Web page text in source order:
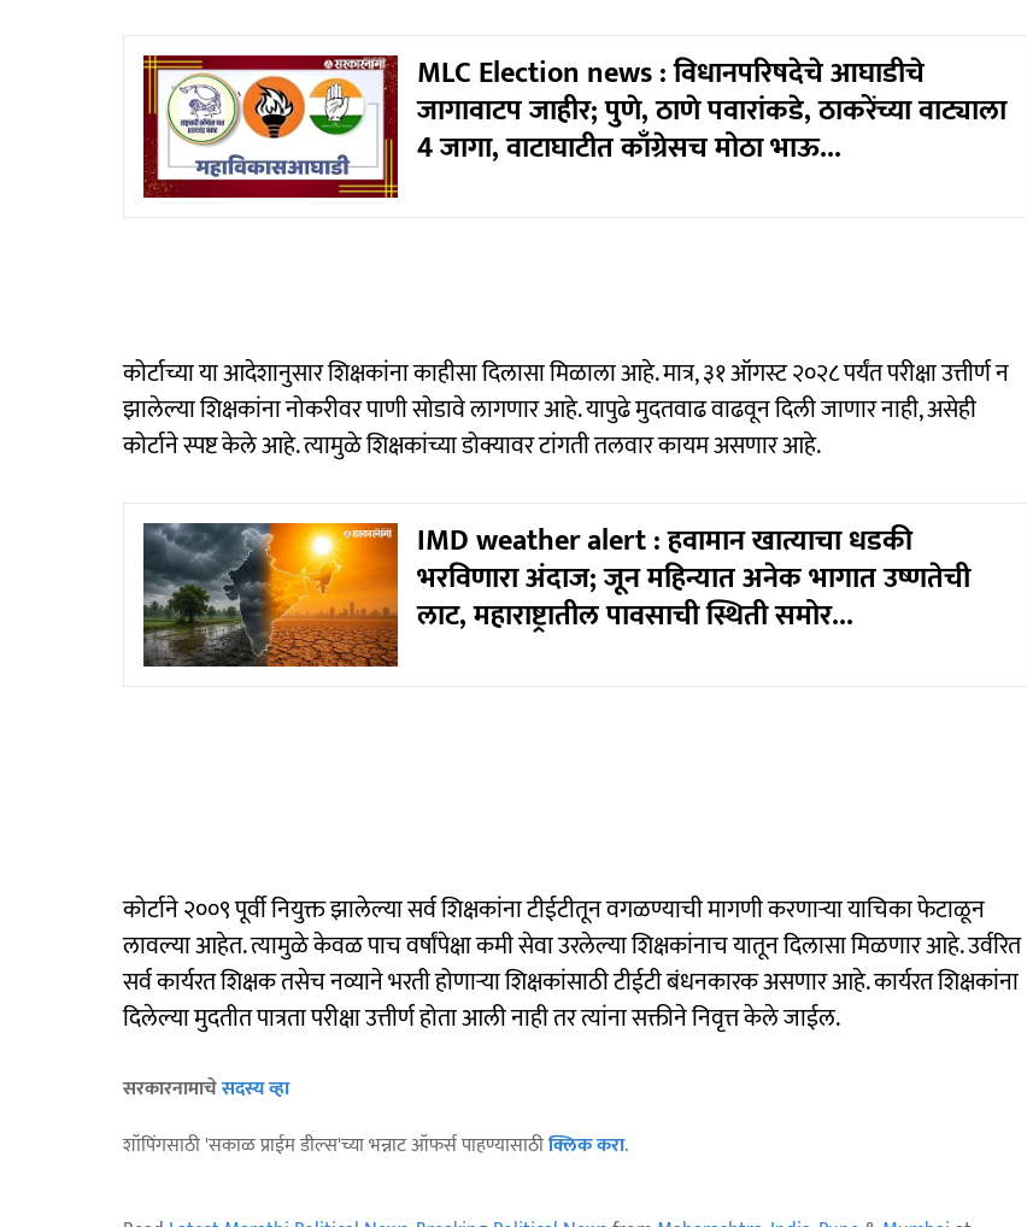
MLC Election news : विधानपरिषदेचे आघाडीचे
जागावाटप जाहीर; पुणे, ठाणे पवारांकडे, ठाकरेंच्या वाट्याला
4 जागा, वाटाघाटीत काँग्रेसच मोठा भाऊ...
कोर्टाच्या या आदेशानुसार शिक्षकांना काहीसा दिलासा मिळाला आहे. मात्र, ३१ ऑगस्ट २०२८ पर्यंत परीक्षा उत्तीर्ण न
झालेल्या शिक्षकांना नोकरीवर पाणी सोडावे लागणार आहे. यापुढे मुदतवाढ वाढवून दिली जाणार नाही, असेही
कोर्टाने स्पष्ट केले आहे. त्यामुळे शिक्षकांच्या डोक्यावर टांगती तलवार कायम असणार आहे.
IMD weather alert : हवामान खात्याचा धडकी
भरविणारा अंदाज; जून महिन्यात अनेक भागात उष्णतेची
लाट, महाराष्ट्रातील पावसाची स्थिती समोर...
कोर्टाने २००९ पूर्वी नियुक्त झालेल्या सर्व शिक्षकांना टीईटीतून वगळण्याची मागणी करणाऱ्या याचिका फेटाळून
लावल्या आहेत. त्यामुळे केवळ पाच वर्षांपेक्षा कमी सेवा उरलेल्या शिक्षकांनाच यातून दिलासा मिळणार आहे. उर्वरित
सर्व कार्यरत शिक्षक तसेच नव्याने भरती होणाऱ्या शिक्षकांसाठी टीईटी बंधनकारक असणार आहे. कार्यरत शिक्षकांना
दिलेल्या मुदतीत पात्रता परीक्षा उत्तीर्ण होता आली नाही तर त्यांना सक्तीने निवृत्त केले जाईल.
सरकारनामाचेसदस्य व्हा
शॉपिंगसाठी 'सकाळ प्राईम डील्स'च्या भन्नाट ऑफर्स पाहण्यासाठीक्लिक करा.